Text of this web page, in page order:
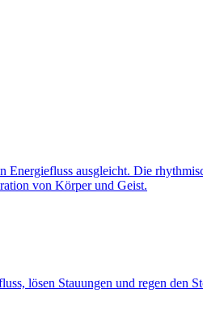
Energiefluss ausgleicht. Die
von Körper und Geist.
lösen Stauungen und regen den